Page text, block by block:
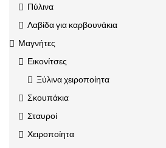
Πύλινα
Λαβίδα για καρβουνάκια
Μαγνήτες
Εικονίτσες
Ξύλινα χειροποίητα
Σκουπάκια
Σταυροί
Χειροποίητα